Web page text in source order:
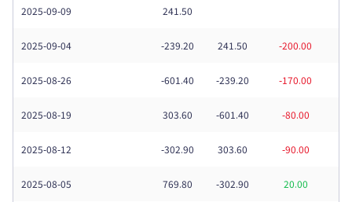
2025-09-09 241.50
2025-09-04 -239.20 241.50 -200.00
2025-08-26 -601.40 -239.20 -170.00
2025-08-19 303.60 -601.40 -80.00
2025-08-12 -302.90 303.60 -90.00
2025-08-05 769.80 -302.90 20.00